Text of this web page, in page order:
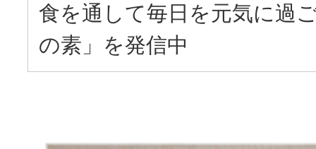
食を通して毎日を元気に過
の素」を発信中